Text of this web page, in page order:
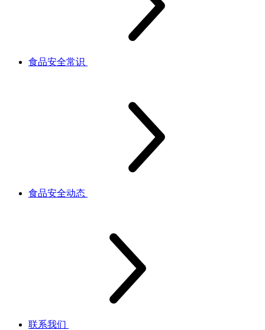
食品安全常识
食品安全动态
联系我们